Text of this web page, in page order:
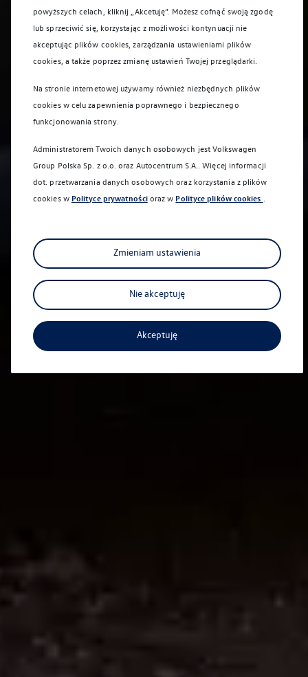
powyższych celach, kliknij „Akcetuję”. Możesz cofnąć swoją zgodę
lub sprzeciwić się, korzystając z możliwości kontynuacji nie
akceptując plików cookies, zarządzania ustawieniami plików
cookies, a także poprzez zmianę ustawień Twojej przeglądarki.
Na stronie internetowej używamy również niezbędnych plików
cookies w celu zapewnienia poprawnego i bezpiecznego
funkcjonowania strony.
Administratorem Twoich danych osobowych jest Volkswagen
Group Polska Sp. z o.o. oraz Autocentrum S.A.. Więcej informacji
dot. przetwarzania danych osobowych oraz korzystania z plików
cookies w Polityce prywatnościoraz w Polityce plików cookies .
Zmieniam ustawienia
Nie akceptuję
Akceptuję